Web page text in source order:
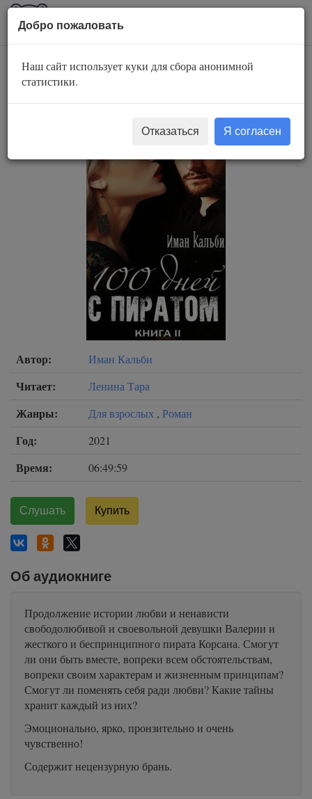
AuBook.org
Сто дней с пиратом.
Книга вторая
Автор: Иман Кальби
Читает: Ленина Тара
Жанры: Для взрослых , Роман
Год: 2021
Время: 06:49:59
Слушать Купить
Об аудиокниге
Продолжение истории любви и ненависти
свободолюбивой и своевольной девушки Валерии и
жесткого и беспринципного пирата Корсана. Смогут
ли они быть вместе, вопреки всем обстоятельствам,
вопреки своим характерам и жизненным принципам?
Смогут ли поменять себя ради любви? Какие тайны
хранит каждый из них?
Эмоционально, ярко, пронзительно и очень
чувственно!
Содержит нецензурную брань.
Добро пожаловать
Наш сайт использует куки для сбора анонимной
статистики.
Отказаться Я согласен